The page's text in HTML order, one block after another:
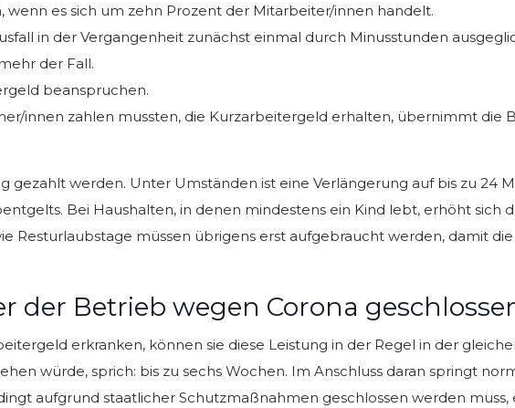
es sich um zehn Prozent der Mitarbeiter/innen handelt.
in der Vergangenheit zunächst einmal durch Minusstunden
der Fall.
beanspruchen.
innen zahlen mussten, die Kurzarbeitergeld erhalten, übernimmt die
werden. Unter Umständen ist eine Verlängerung auf bis zu 24
Bei Haushalten, in denen mindestens ein Kind lebt, erhöht sich
Resturlaubstage müssen übrigens erst aufgebraucht werden, damit
der Betrieb wegen Corona
erkranken, können sie diese Leistung in der Regel in der
würde, sprich: bis zu sechs Wochen. Im Anschluss daran springt
aufgrund staatlicher Schutzmaßnahmen geschlossen werden